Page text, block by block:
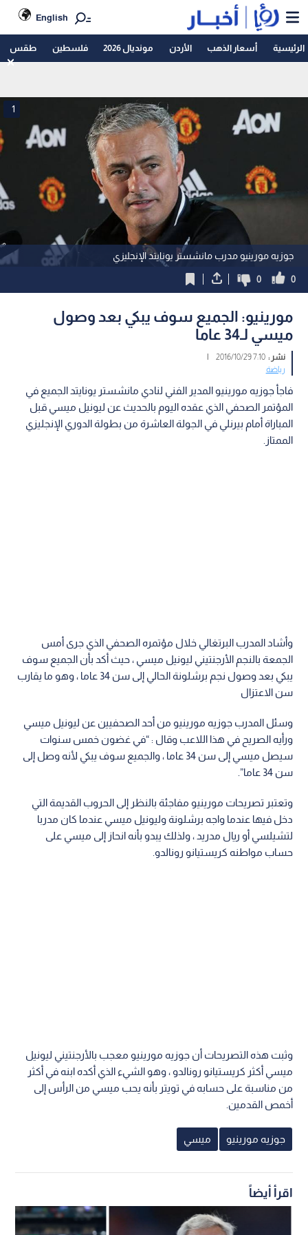
English
الرئيسية أسعار الذهب الأردن مونديال 2026 فلسطين طقس
جوزيه مورينيو مدرب مانشستر يونايتد الإنجليزي
1
0
0
مورينيو: الجميع سوف يبكي بعد وصول
ميسي لـ34 عاما
نشر :7:10 2016/10/29
|
رياضة
فاجأ جوزيه مورينيو المدير الفني لنادي مانشستر يونايتد الجميع في
المؤتمر الصحفي الذي عقده اليوم بالحديث عن ليونيل ميسي قبل
المباراة أمام بيرنلي في الجولة العاشرة من بطولة الدوري الإنجليزي
الممتاز.
وأشاد المدرب البرتغالي خلال مؤتمره الصحفي الذي جرى أمس
الجمعة بالنجم الأرجنتيني ليونيل ميسي ، حيث أكد بأن الجميع سوف
يبكي بعد وصول نجم برشلونة الحالي إلى سن 34 عاما ، وهو ما يقارب
سن الاعتزال
وسئل المدرب جوزيه مورينيو من أحد الصحفيين عن ليونيل ميسي
ورأيه الصريح في هذا اللاعب وقال : “في غضون خمس سنوات
سيصل ميسي إلى سن 34 عاما ، والجميع سوف يبكي لأنه وصل إلى
سن 34 عاما”.
وتعتبر تصريحات مورينيو مفاجئة بالنظر إلى الحروب القديمة التي
دخل فيها عندما واجه برشلونة وليونيل ميسي عندما كان مدربا
لتشيلسي أو ريال مدريد ، ولذلك يبدو بأنه انحاز إلى ميسي على
حساب مواطنه كريستيانو رونالدو.
وثبت هذه التصريحات أن جوزيه مورينيو معجب بالأرجنتيني ليونيل
ميسي أكثر كريستيانو رونالدو ، وهو الشيء الذي أكده ابنه في أكثر
من مناسبة على حسابه في تويتر بأنه يحب ميسي من الرأس إلى
أخمص القدمين.
جوزيه مورينيو ميسي
اقرأ أيضاً